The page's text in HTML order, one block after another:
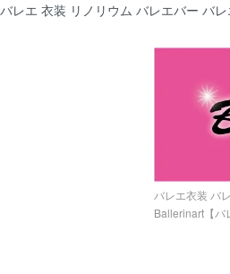
バレエ 衣装 リノリウム バレエバー バ
バレエ衣装 バ
Ballerinart【バ